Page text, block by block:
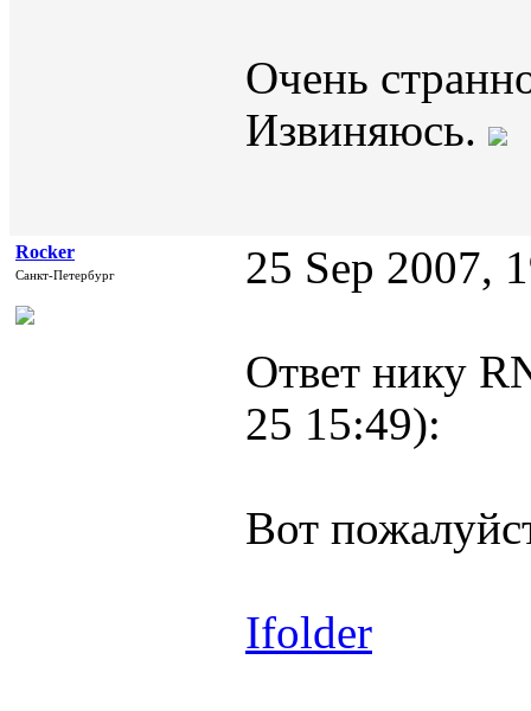
Очень
Извиняюсь.
Rocker
Санкт-Петербург 25 Sep 2007,
Ответ нику
25 15:49):
Вот
Ifolder